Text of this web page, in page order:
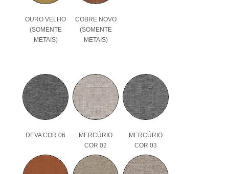
OURO VELHO
(SOMENTE
METAIS)
COBRE NOVO
(SOMENTE
METAIS)
DEVA COR 06
MERCÚRIO
COR 02
MERCÚRIO
COR 03